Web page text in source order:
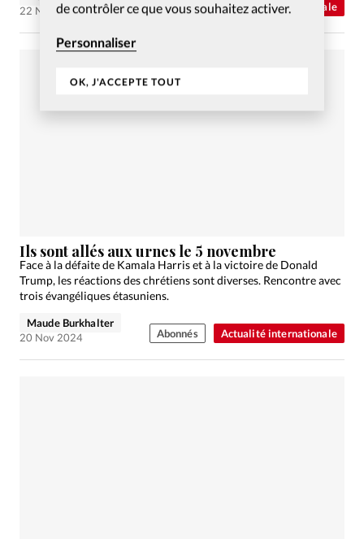
de contrôler ce que vous souhaitez activer.
Personnaliser
OK, J'ACCEPTE TOUT
Actualité internationale
22 Nov 2024
Abonnés
Actualité internationale
Ils sont allés aux urnes le 5 novembre
Face à la défaite de Kamala Harris et à la victoire de Donald
Trump, les réactions des chrétiens sont diverses. Rencontre avec
trois évangéliques étasuniens.
Maude Burkhalter
20 Nov 2024
Abonnés